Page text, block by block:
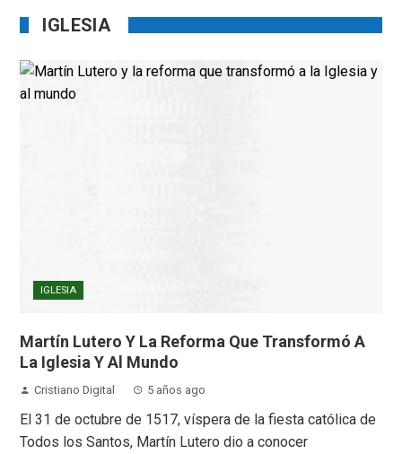
IGLESIA
IGLESIA
Martín Lutero Y La Reforma Que Transformó A
La Iglesia Y Al Mundo
Cristiano Digital 5 años ago
El 31 de octubre de 1517, víspera de la fiesta católica de
Todos los Santos, Martín Lutero dio a conocer